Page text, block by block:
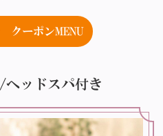
クーポンMENU
ッドスパ付き